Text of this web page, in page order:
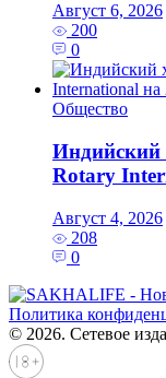
Август 6, 2026
200
0
Общество
Индийский
Rotary
Август 4, 2026
208
0
Политика
© 2026. Сетевое